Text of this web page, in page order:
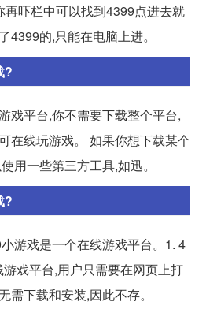
吓栏中可以找到4399点进去就
4399的,只能在电脑上进。
?
戏平台,你不需要下载整个平台,
在线玩游戏。 如果你想下载某个
用一些第三方工具,如迅。
?
游戏是一个在线游戏平台。1. 4
戏平台,用户只需要在网页上打
需下载和安装,因此不存。